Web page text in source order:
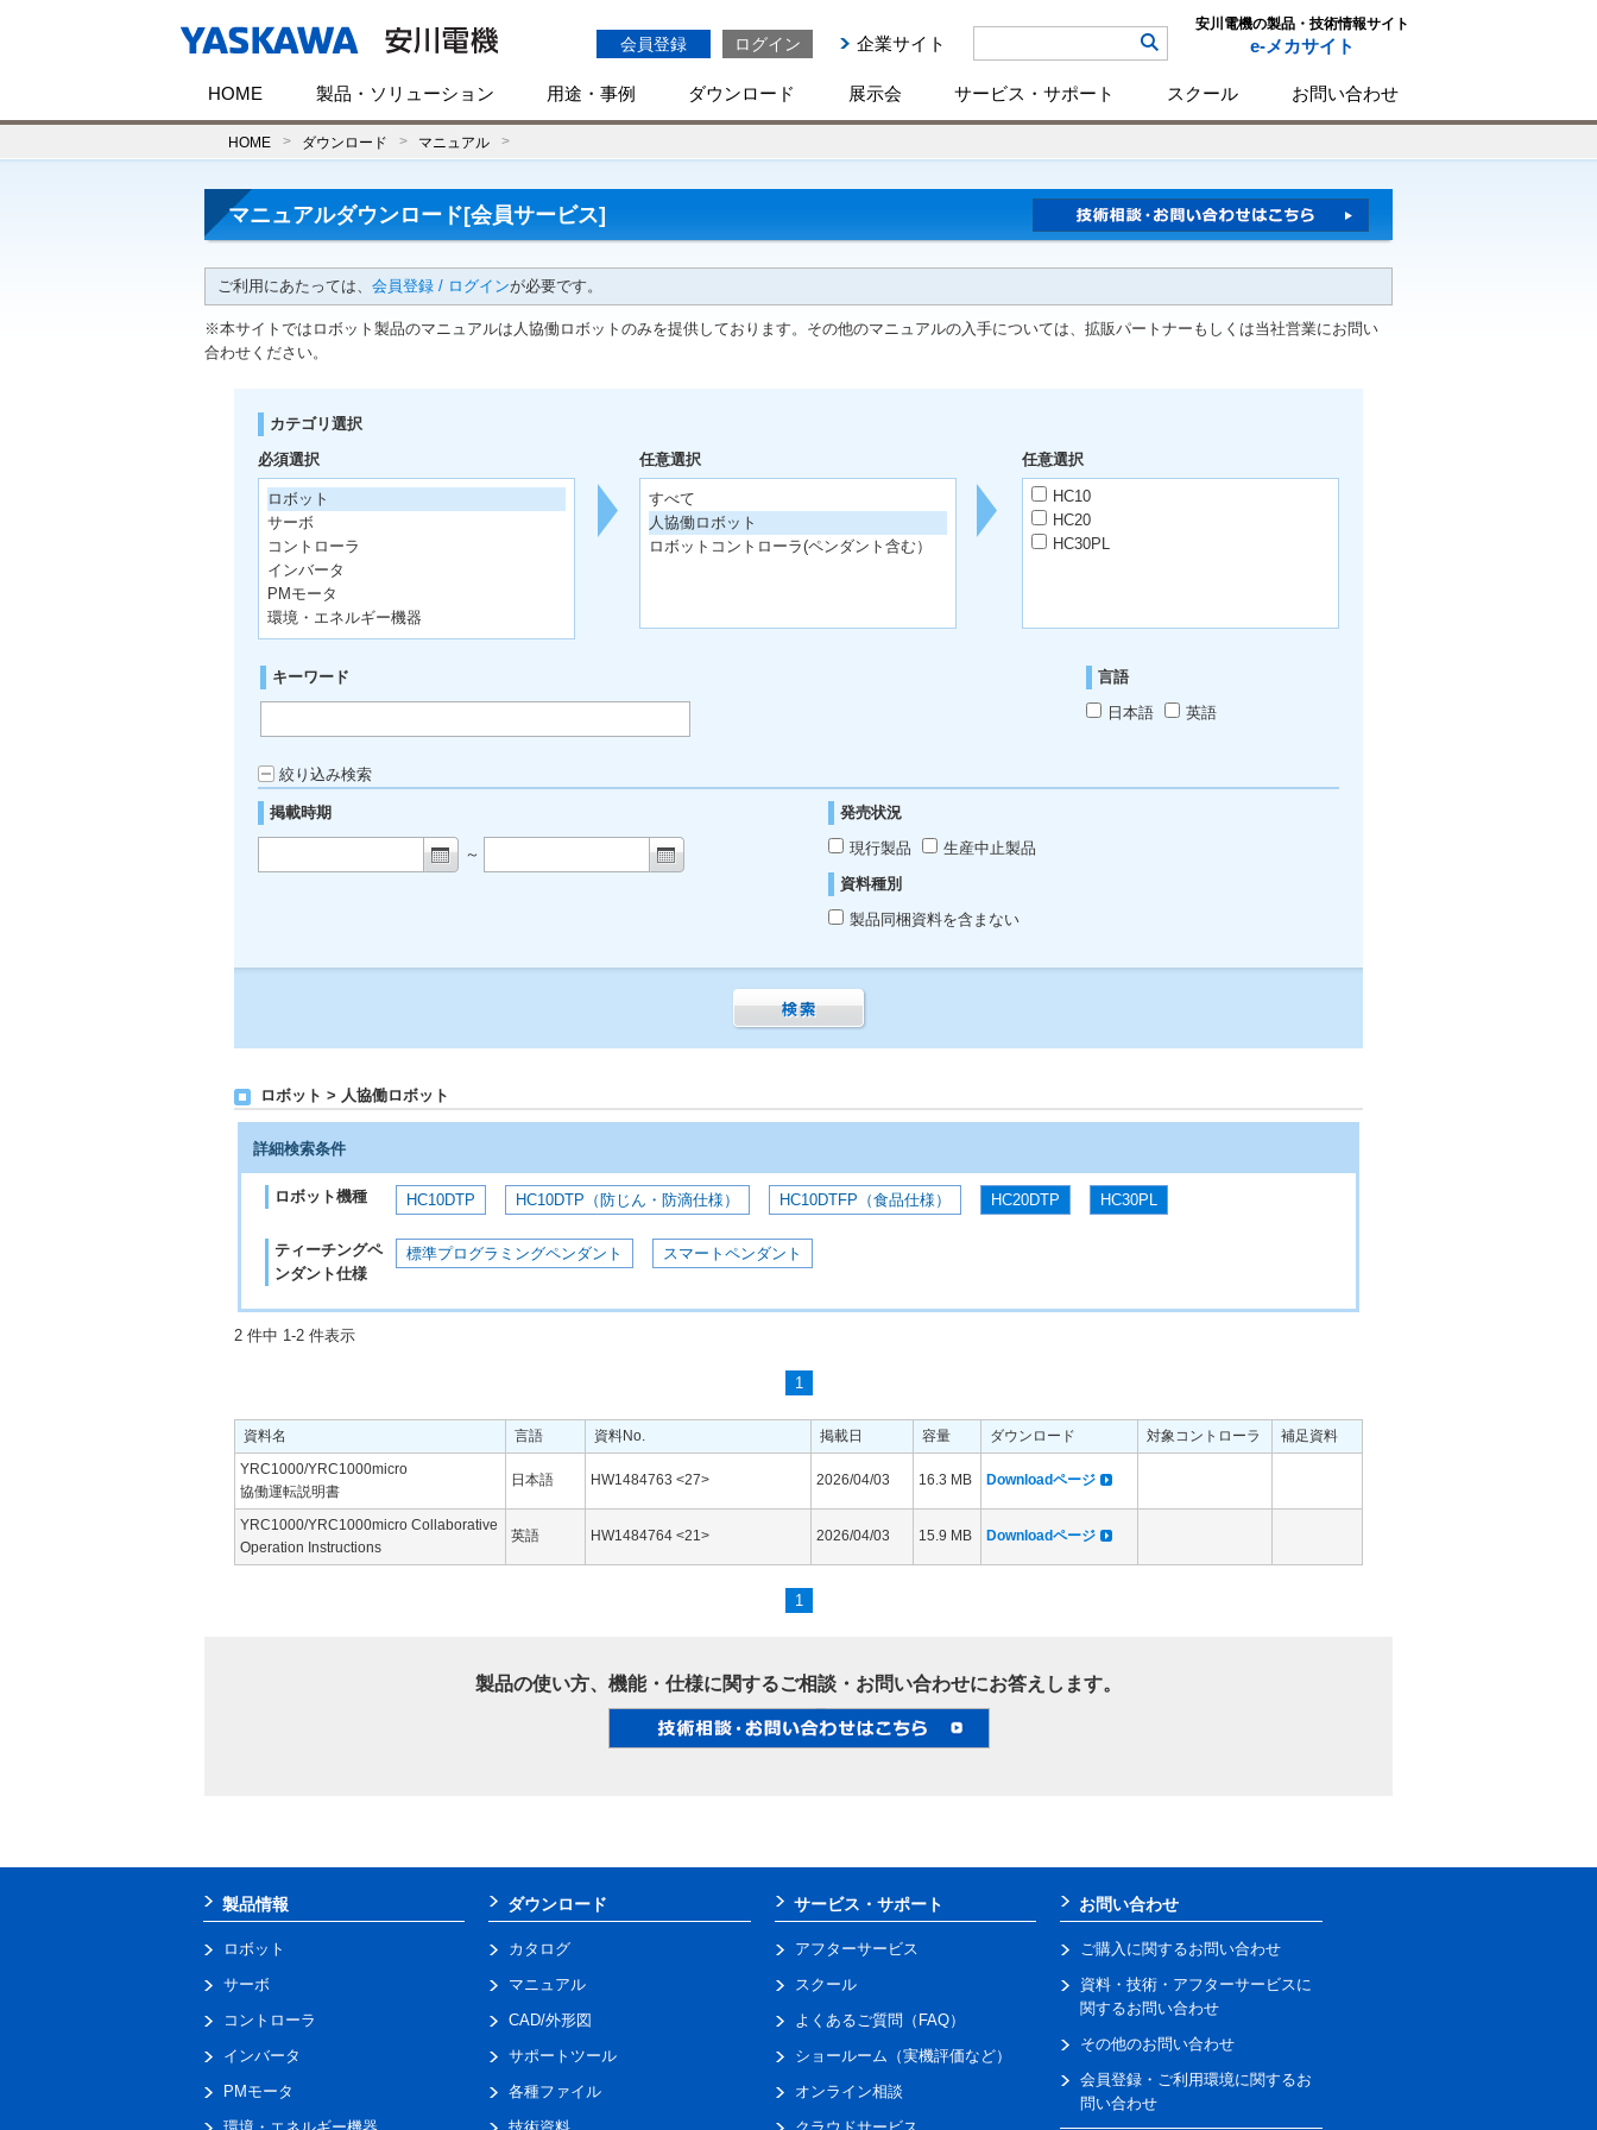
会員登録 ログイン 企業サイト
安川電機の製品・技術情報サイト
e-メカサイト
HOME 製品・ソリューション 用途・事例 ダウンロード 展示会 サービス・サポート スクール お問い合わせ
HOME ダウンロード マニュアル
マニュアルダウンロード[会員サービス]
ご利用にあたっては、 会員登録 / ログインが必要です。
※本サイトではロボット製品のマニュアルは人協働ロボットのみを提供しております。その他のマニュアルの入手については、拡販パートナーもしくは当社営業にお問い
合わせください。
カテゴリ選択
必須選択
ロボット
サーボ
コントローラ
インバータ
PMモータ
環境・エネルギー機器
任意選択
すべて
人協働ロボット
ロボットコントローラ(ペンダント含む）
任意選択
HC10
HC20
HC30PL
キーワード
言語
日本語
英語
絞り込み検索
掲載時期
～
発売状況
現行製品
生産中止製品
資料種別
製品同梱資料を含まない
ロボット > 人協働ロボット
詳細検索条件
ロボット機種 HC10DTP HC10DTP（防じん・防滴仕様） HC10DTFP（食品仕様） HC20DTP HC30PL
ティーチングペ
ンダント仕様
標準プログラミングペンダント スマートペンダント
2 件中 1-2 件表示
1
資料名 言語 資料No. 掲載日 容量 ダウンロード 対象コントローラ
補足資料
YRC1000/YRC1000micro
協働運転説明書
日本語 HW1484763 <27> 2026/04/03 16.3 MB Downloadページ
YRC1000/YRC1000micro Collaborative
Operation Instructions
英語 HW1484764 <21> 2026/04/03 15.9 MB Downloadページ
1
製品の使い方、機能・仕様に関するご相談・お問い合わせにお答えします。
製品情報
ロボット
サーボ
コントローラ
インバータ
PMモータ
ダウンロード
カタログ
マニュアル
CAD/外形図
サポートツール
各種ファイル
サービス・サポート
アフターサービス
スクール
よくあるご質問（FAQ）
ショールーム（実機評価など）
オンライン相談
お問い合わせ
ご購入に関するお問い合わせ
資料・技術・アフターサービスに
関するお問い合わせ
その他のお問い合わせ
会員登録・ご利用環境に関するお
問い合わせ